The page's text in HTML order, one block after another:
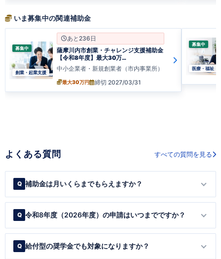
いま募集中の関連補助金
募集中
創業・起業支援
あと236日
薩摩川内市創業・チャレンジ支援補助金
【令和8年度】最大30万…
中小企業者・新規創業者（市内事業所）
最大30万円 締切 2027/03/31
募集中
医療・福祉
よくある質問 すべての質問を見る
補助金は月いくらまでもらえますか？
令和8年度（2026年度）の申請はいつまでですか？
給付型の奨学金でも対象になりますか？